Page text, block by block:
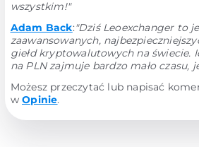
wszystkim!"
Adam Back:"Dziś Leoexchanger to
zaawansowanych,
giełd kryptowalutowych na świecie.
na PLN zajmuje bardzo mało czasu,
Możesz przeczytać lub napisać
wOpinie.